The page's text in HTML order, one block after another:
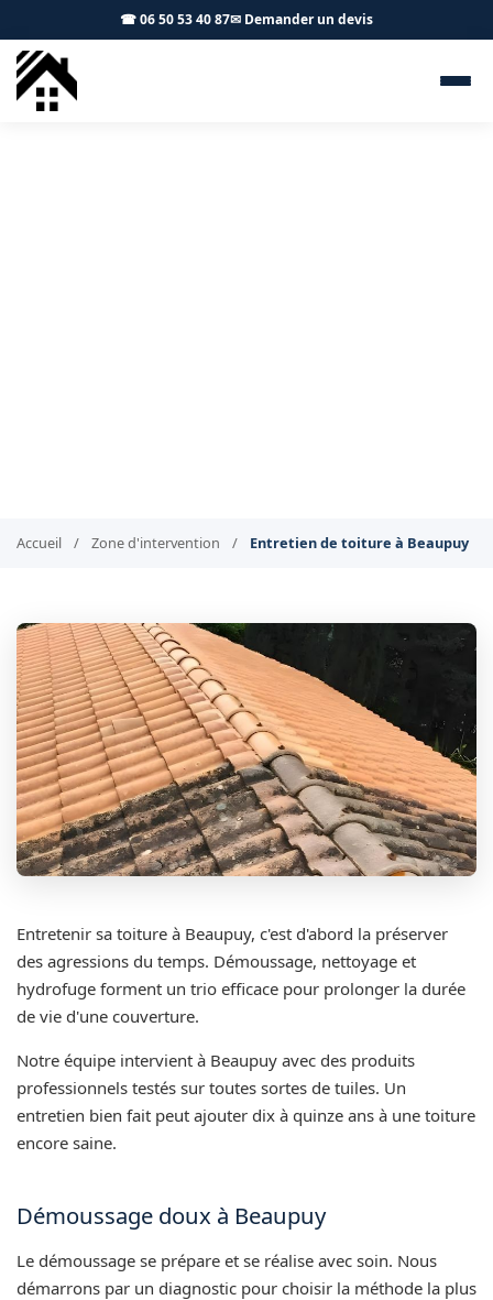
☎ 06 50 53 40 87✉ Demander un devis
Accueil / Zone d'intervention / Entretien de toiture à Beaupuy
Entretenir sa toiture à Beaupuy, c'est d'abord la préserver
des agressions du temps. Démoussage, nettoyage et
hydrofuge forment un trio efficace pour prolonger la durée
de vie d'une couverture.
Notre équipe intervient à Beaupuy avec des produits
professionnels testés sur toutes sortes de tuiles. Un
entretien bien fait peut ajouter dix à quinze ans à une toiture
encore saine.
Démoussage doux à Beaupuy
Le démoussage se prépare et se réalise avec soin. Nous
démarrons par un diagnostic pour choisir la méthode la plus